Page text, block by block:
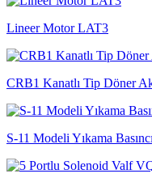
Lineer Motor LAT3
CRB1 Kanatlı Tip Döner
S-11 Modeli Yıkama